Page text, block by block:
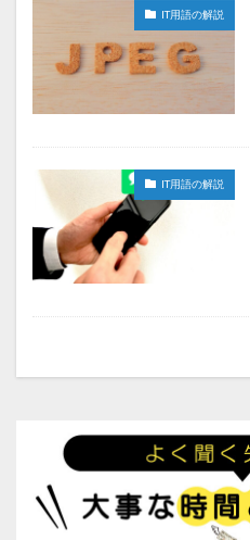
IT用語の解説
IT用語の解説